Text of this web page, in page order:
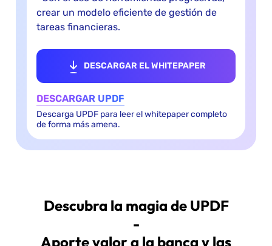
crear un modelo eficiente de gestión de
tareas financieras.
DESCARGAR EL WHITEPAPER
DESCARGAR UPDF
Descarga UPDF para leer el whitepaper completo
de forma más amena.
Descubra la magia de UPDF
-
Aporte valor a la banca y las